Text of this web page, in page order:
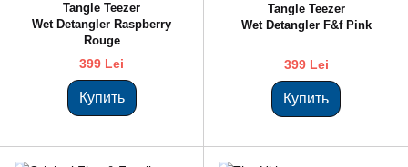
Tangle Teezer
Wet Detangler Raspberry
Rouge
399 Lei
Купить
Tangle Teezer
Wet Detangler F&f Pink
399 Lei
Купить